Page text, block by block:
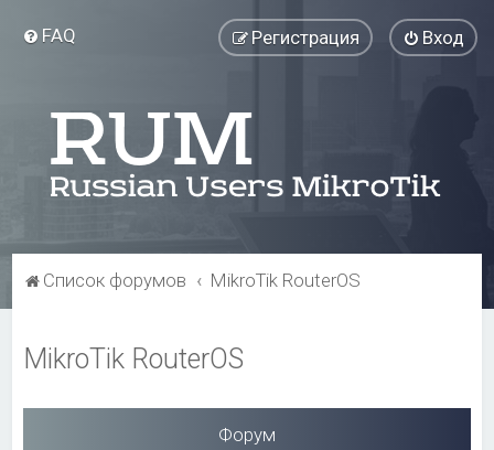
FAQ Вход
Регистрация
Список форумов MikroTik RouterOS
MikroTik RouterOS
Форум